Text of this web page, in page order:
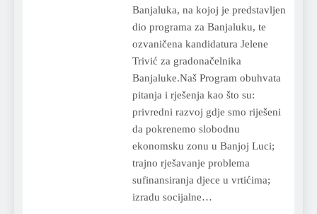
Banjaluka, na kojoj je predstavljen
dio programa za Banjaluku, te
ozvaničena kandidatura Jelene
Trivić za gradonačelnika
Banjaluke.Naš Program obuhvata
pitanja i rješenja kao što su:
privredni razvoj gdje smo riješeni
da pokrenemo slobodnu
ekonomsku zonu u Banjoj Luci;
trajno rješavanje problema
sufinansiranja djece u vrtićima;
izradu socijalne…